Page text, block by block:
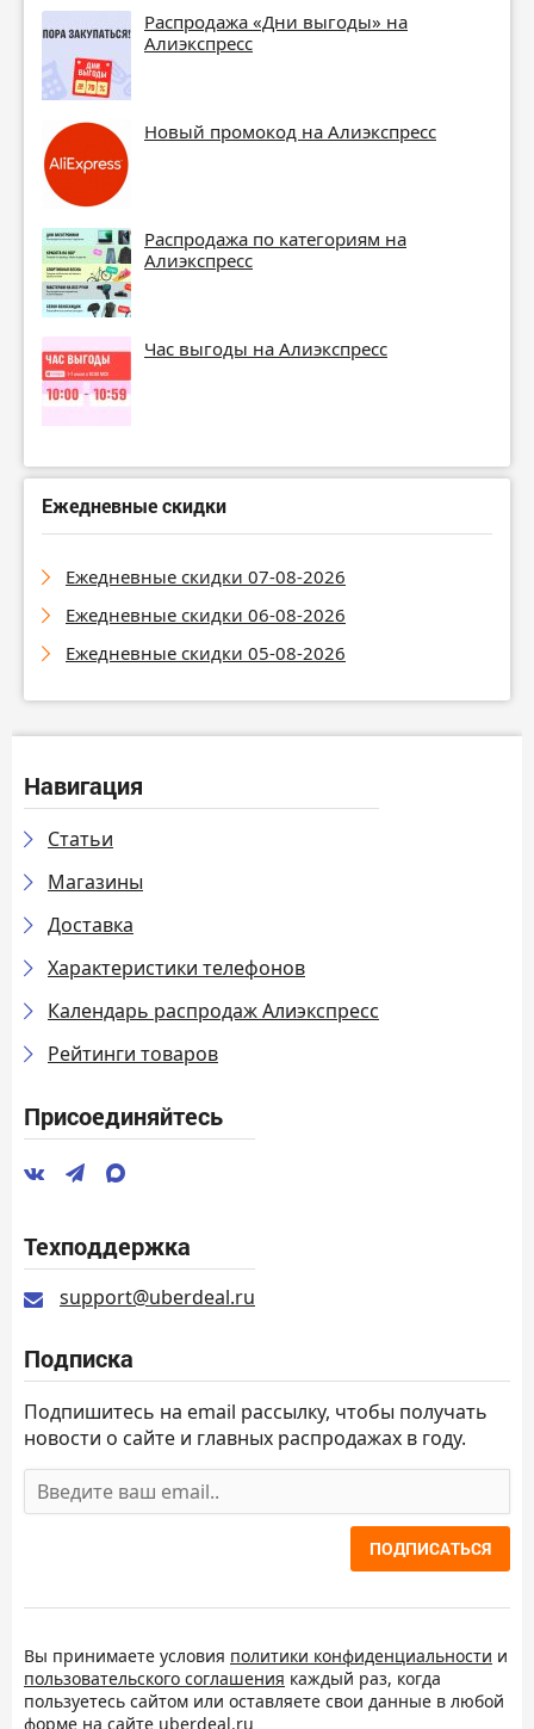
Распродажа «Дни выгоды» на
Алиэкспресс
Новый промокод на Алиэкспресс
Распродажа по категориям на
Алиэкспресс
Час выгоды на Алиэкспресс
Ежедневные скидки
Ежедневные скидки 07-08-2026
Ежедневные скидки 06-08-2026
Ежедневные скидки 05-08-2026
Навигация
Статьи
Магазины
Доставка
Характеристики телефонов
Календарь распродаж Алиэкспресс
Рейтинги товаров
Присоединяйтесь
Техподдержка
support@uberdeal.ru
Подписка
Подпишитесь на email рассылку, чтобы получать
новости о сайте и главных распродажах в году.
ПОДПИСАТЬСЯ
Вы принимаете условия политики конфиденциальности и
пользовательского соглашения каждый раз, когда
пользуетесь сайтом или оставляете свои данные в любой
форме на сайте uberdeal.ru